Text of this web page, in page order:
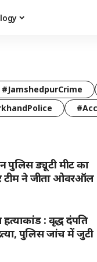
#JamshedpurCrime
पुलिस ड्यूटी मीट का
टीम ने जीता ओवरऑल
: वृद्ध दंपति
पुलिस जांच में जुटी